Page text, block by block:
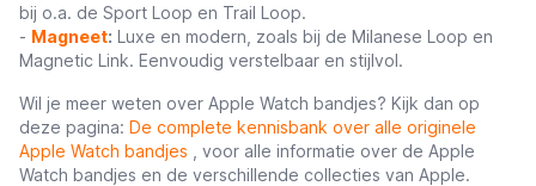
bij o.a. de Sport Loop en Trail Loop.
- Magneet: Luxe en modern, zoals bij de Milanese Loop en
Magnetic Link. Eenvoudig verstelbaar en stijlvol.
Wil je meer weten over Apple Watch bandjes? Kijk dan op
deze pagina: De complete kennisbank over alle originele
Apple Watch bandjes
, voor alle informatie over de Apple
Watch bandjes en de verschillende collecties van Apple.